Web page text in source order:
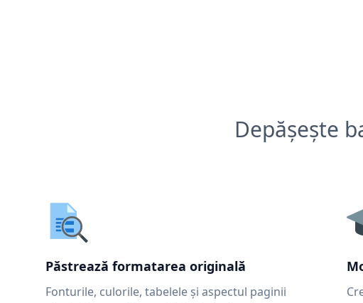
Depășește
Păstrează formatarea originală
Fonturile, culorile, tabelele și aspectul paginii